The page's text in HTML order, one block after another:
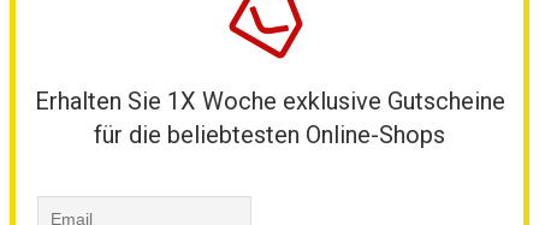
Erhalten Sie 1X Woche exklusive Gutscheine
für die beliebtesten Online-Shops